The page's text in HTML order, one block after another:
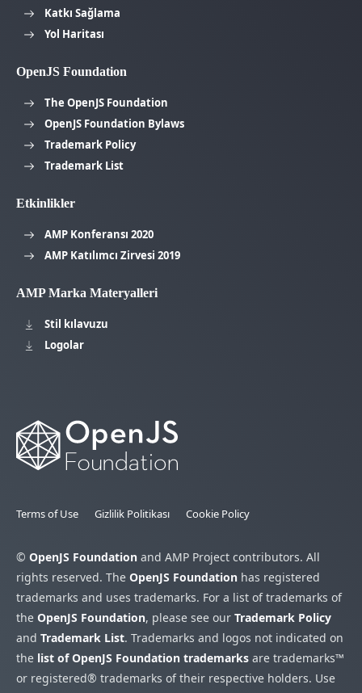
Katkı Sağlama
Yol Haritası
OpenJS Foundation
The OpenJS Foundation
OpenJS Foundation Bylaws
Trademark Policy
Trademark List
Etkinlikler
AMP Konferansı 2020
AMP Katılımcı Zirvesi 2019
AMP Marka Materyalleri
Stil kılavuzu
Logolar
Terms of Use Gizlilik Politikası Cookie Policy
© OpenJS Foundation and AMP Project contributors. All
rights reserved. The OpenJS Foundation has registered
trademarks and uses trademarks. For a list of trademarks of
the OpenJS Foundation, please see our Trademark Policy
and Trademark List. Trademarks and logos not indicated on
the list of OpenJS Foundation trademarks are trademarks™
or registered® trademarks of their respective holders. Use